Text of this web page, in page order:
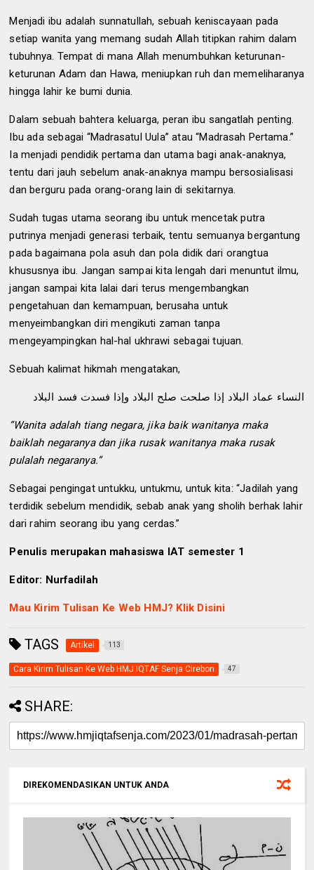
Menjadi ibu adalah sunnatullah, sebuah keniscayaan pada
setiap wanita yang memang sudah Allah titipkan rahim dalam
tubuhnya. Tempat di mana Allah menumbuhkan keturunan-
keturunan Adam dan Hawa, meniupkan ruh dan memeliharanya
hingga lahir ke bumi dunia.
Dalam sebuah bahtera keluarga, peran ibu sangatlah penting.
Ibu ada sebagai “Madrasatul Uula” atau “Madrasah Pertama.”
Ia menjadi pendidik pertama dan utama bagi anak-anaknya,
tentu dari jauh sebelum anak-anaknya mampu bersosialisasi
dan berguru pada orang-orang lain di sekitarnya.
Sudah tugas utama seorang ibu untuk mencetak putra
putrinya menjadi generasi terbaik, tentu semuanya bergantung
pada bagaimana pola asuh dan pola didik dari orangtua
khususnya ibu. Jangan sampai kita lengah dari menuntut ilmu,
jangan sampai kita lalai dari terus mengembangkan
pengetahuan dan kemampuan, berusaha untuk
menyeimbangkan diri mengikuti zaman tanpa
mengeyampingkan hal-hal ukhrawi sebagai tujuan.
Sebuah kalimat hikmah mengatakan,
النساء عماد البلاد إذا صلحت صلح البلاد وإذا فسدت فسد البلاد
“Wanita adalah tiang negara, jika baik wanitanya maka
baiklah negaranya dan jika rusak wanitanya maka rusak
pulalah negaranya.”
Sebagai pengingat untukku, untukmu, untuk kita: “Jadilah yang
terdidik sebelum mendidik, sebab anak yang sholih berhak lahir
dari rahim seorang ibu yang cerdas.”
Penulis merupakan mahasiswa IAT semester 1
Editor: Nurfadilah
Mau Kirim Tulisan Ke Web HMJ? Klik Disini
TAGS Artikel 113
Cara Kirim Tulisan Ke Web HMJ IQTAF Senja Cirebon 47
SHARE:
DIREKOMENDASIKAN UNTUK ANDA